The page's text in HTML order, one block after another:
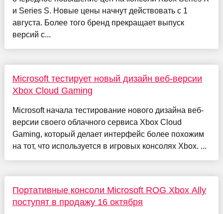
и Series S. Новые цены начнут действовать с 1
августа. Более того бренд прекращает выпуск
версий с...
Microsoft тестирует новый дизайн веб-версии
Xbox Cloud Gaming
Microsoft начала тестирование нового дизайна веб-
версии своего облачного сервиса Xbox Cloud
Gaming, который делает интерфейс более похожим
на тот, что используется в игровых консолях Xbox. ...
Портативные консоли Microsoft ROG Xbox Ally
поступят в продажу 16 октября